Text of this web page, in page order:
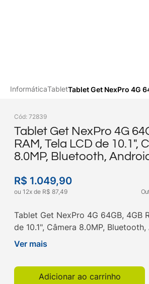
InformáticaTabletTablet Get NexPro 4G
Cód: 72839
Tablet Get NexPro 4G
RAM, Tela LCD de 10.1",
8.0MP, Bluetooth,
R$ 1.049,90
ou 12x de R$ 87,49
Tablet Get NexPro 4G 64GB, 4GB
de 10.1", Câmera 8.0MP,
Compre o seu aqui na Get e
Ver mais
Adicionar ao carrinho